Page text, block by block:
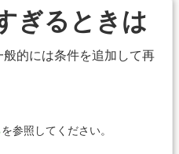
ぎるときは
的には条件を追加して再
を参照してください。